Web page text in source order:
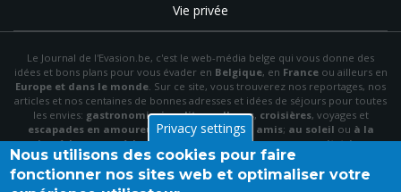
Vie privée
Le Journal de l'Evasion.be, c'est le web-média belge qui vous donne des
idées et bons plans pour vous évader en Belgique, en Franceou ailleurs en
Europe et dans le monde. Sur ce site, vous trouverez nos reportages, nos
articles et nos centaines de bonnes adresses et idées de séjours pour toutes
les envies: gastronomie,insolite,wellness, croisières, voyages et
escapades en amoureux ,en famille,entre amis; au soleil ou à la
neige,à la merouà la montagne à la campagneou encitytrip, en
hôtel, en gîteou enchambre d'hôte…
N'hésitez pas à utiliser le menu et la barre de recherche pour trouver le bon
Privacy settings
Nous utilisons des cookies pour faire
fonctionner nos sites web et optimaliser votre